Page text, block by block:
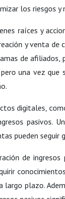
los riesgos y
raíces y
y venta de
de afiliados,
una vez que
digitales,
pasivos.
pueden seguir
deingresos
largo plazo.